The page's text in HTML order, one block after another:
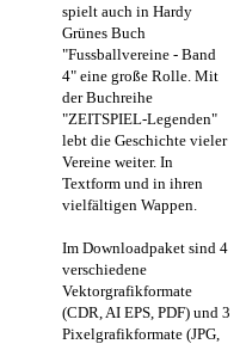
spielt auch in Hardy
Grünes Buch
"Fussballvereine - Band
4" eine große Rolle. Mit
der Buchreihe
"ZEITSPIEL-Legenden"
lebt die Geschichte vieler
Vereine weiter. In
Textform und in ihren
vielfältigen Wappen.
Im Downloadpaket sind 4
verschiedene
Vektorgrafikformate
(CDR, AI EPS, PDF) und 3
Pixelgrafikformate (JPG,